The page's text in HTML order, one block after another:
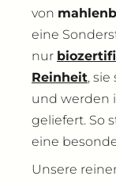
von
eine
nur
Reinheit,
und werden
geliefert. So
eine
Unsere